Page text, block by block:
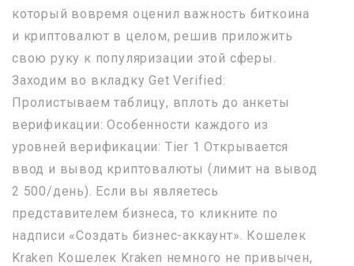
который вовремя оценил важность биткоина
и криптовалют в целом, решив приложить
свою руку к популяризации этой сферы.
Заходим во вкладку Get Verified:
Пролистываем таблицу, вплоть до анкеты
верификации: Особенности каждого из
уровней верификации: Tier 1 Открывается
ввод и вывод криптовалюты (лимит на вывод
2 500/день). Если вы являетесь
представителем бизнеса, то кликните по
надписи «Создать бизнес-аккаунт». Кошелек
Kraken Кошелек Kraken немного не привычен,